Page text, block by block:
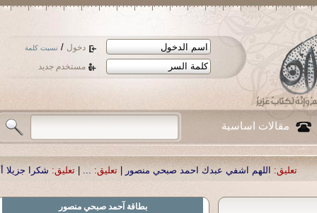
دخول / نسيت كلمة
مستخدم جديد
مقالات اساسية
اشفي عبدك احمد صبحي منصور| تعليق: ...
|تعليق: شكرا جزيلا أستاذ حمد
بطاقة آحمد صبحي منصور